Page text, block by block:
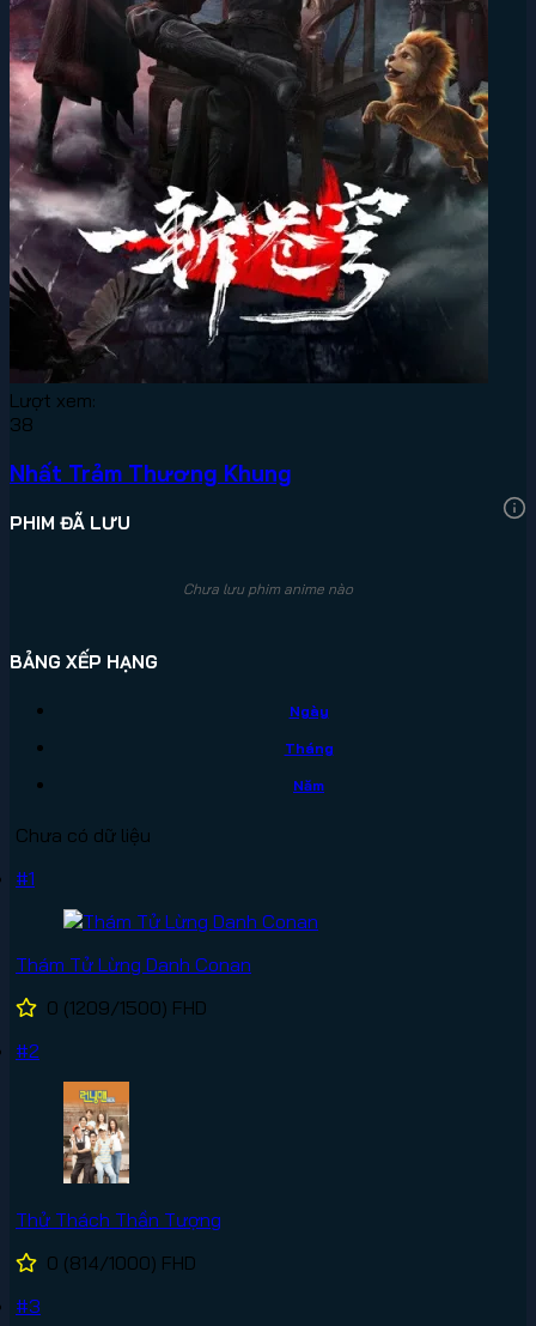
Lượt xem:
38
Nhất Trảm Thương Khung
PHIM ĐÃ LƯU
Chưa lưu phim anime nào
BẢNG XẾP HẠNG
Ngày
Tháng
Năm
Chưa có dữ liệu
#1
Thám Tử Lừng Danh Conan
0 (1209/1500) FHD
#2
Thử Thách Thần Tượng
0 (814/1000) FHD
#3